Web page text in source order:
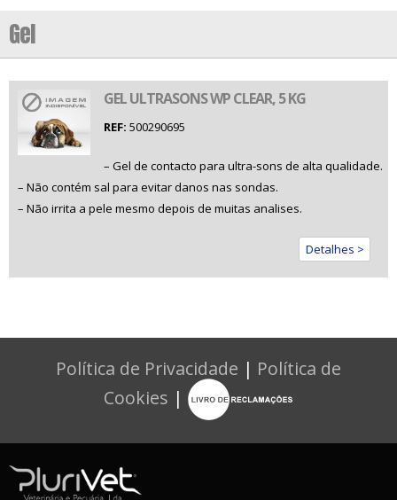
Gel
GEL ULTRASONS WP CLEAR, 5 KG
REF: 500290695
– Gel de contacto para ultra-sons de alta qualidade.
– Não contém sal para evitar danos nas sondas.
– Não irrita a pele mesmo depois de muitas analises.
Detalhes >
Política de Privacidade | Política de
Cookies |